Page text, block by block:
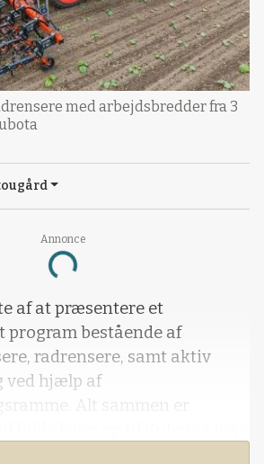
Annonce
Loading...
med arbejdsbredder fra 3
af at præsentere et
program bestående af
radrensere, samt aktiv
ved hjælp af
Alt sammen er